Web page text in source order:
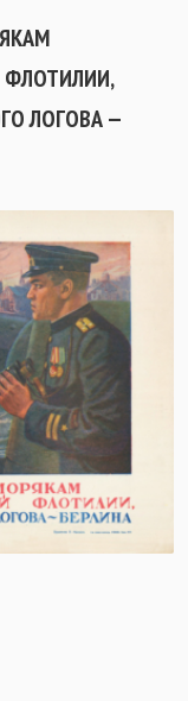
ФЛОТИЛИИ,
ЛОГОВА —